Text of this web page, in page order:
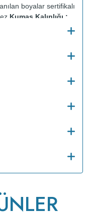
boyalar sertifikalı
Kumaş Kalınlığı :
Orta ısıda ve tersten